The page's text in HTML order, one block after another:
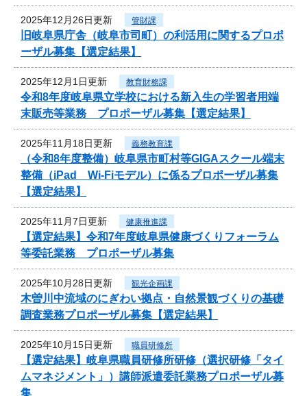
2025年12月26日更新 管財課
旧岐阜県庁舎（岐阜市司町）の利活用に関するプロポ
ーザル募集【選定結果】
2025年12月1日更新 教育財務課
令和8年度岐阜県立学校における新入生の学習者用端
末販売等業務 プロポーザル募集【選定結果】
2025年11月18日更新 義務教育課
（令和8年度整備）岐阜県市町村等GIGAスクール端末
整備（iPad Wi-Fiモデル）に係るプロポーザル募集
【選定結果】
2025年11月7日更新 健康推進課
【選定結果】令和7年度岐阜県健康づくりフォーラム
等委託業務 プロポーザル募集
2025年10月28日更新 観光企画課
木曽川中流域のにぎわい拠点・自然景観づくりの基礎
調査業務プロポーザル募集【選定結果】
2025年10月15日更新 職員研修所
【選定結果】岐阜県職員研修所研修（選択研修「タイ
ムマネジメント」）講師派遣委託業務プロポーザル募
集